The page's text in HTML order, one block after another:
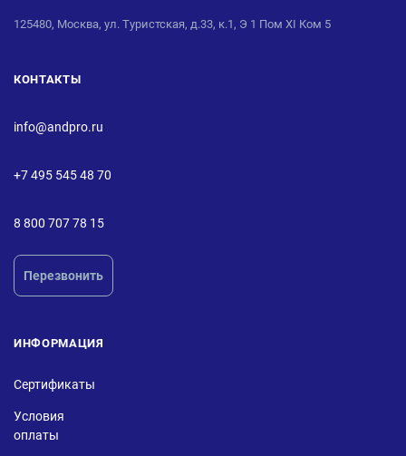
125480, Москва, ул. Туристская, д.33, к.1, Э 1 Пом XI Ком 5
КОНТАКТЫ
info@andpro.ru
+7 495 545 48 70
8 800 707 78 15
Перезвонить
ИНФОРМАЦИЯ
Сертификаты
Условия
оплаты